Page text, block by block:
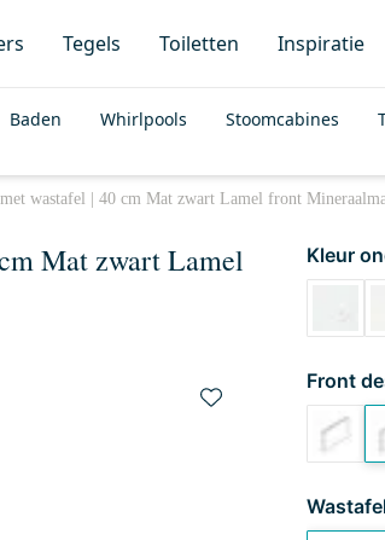
Tegels Toiletten Inspiratie
Baden Whirlpools Stoomcabines
wastafel | 40 cm Mat zwart Lamel front
Mat zwart Lamel
Kleur
Front